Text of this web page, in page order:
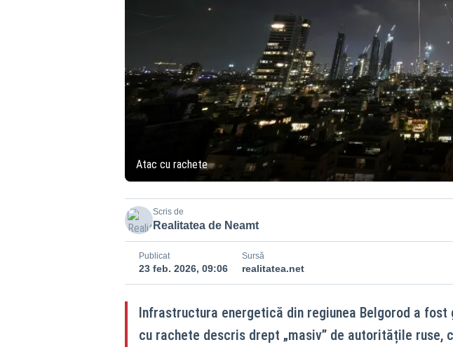
Atac cu rachete
Scris de
Realitatea de Neamt
Publicat
23 feb. 2026, 09:06
Sursă
realitatea.net
Infrastructura energetică din regiunea Belgorod a fost
cu rachete descris drept „masiv” de autoritățile ruse,